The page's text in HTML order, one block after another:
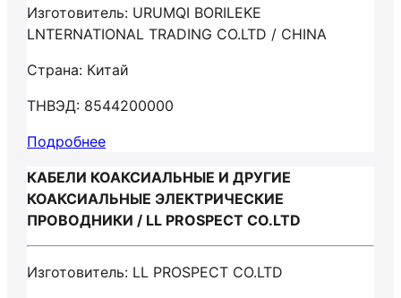
Изготовитель: URUMQI BORILEKE
LNTERNATIONAL TRADING CO.LTD / CHINA
Страна: Китай
ТНВЭД: 8544200000
Подробнее
КАБЕЛИ КОАКСИАЛЬНЫЕ И ДРУГИЕ
КОАКСИАЛЬНЫЕ ЭЛЕКТРИЧЕСКИЕ
ПРОВОДНИКИ / LL PROSPECT CO.LTD
Изготовитель: LL PROSPECT CO.LTD